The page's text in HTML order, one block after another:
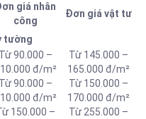
giá nhân
công
Đơn giá vật tư
tường
Từ 90.000 –
đ/m²
Từ 145.000 –
165.000 đ/m²
Từ 90.000 –
đ/m²
Từ 150.000 –
170.000 đ/m²
150.000 –
Từ 255.000 –